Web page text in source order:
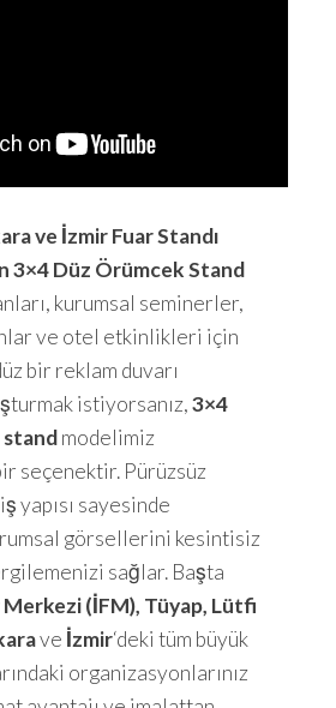
ve İzmir Fuar Standı
3×4 Düz Örümcek Stand
kurumsal seminerler,
ve otel etkinlikleri için
bir reklam duvarı
istiyorsanız,3×4
standmodelimiz
seçenektir. Pürüzsüz
yapısı sayesinde
görsellerini kesintisiz
sağlar. Başta
(İFM), Tüyap, Lütfi
ve İzmir‘deki tüm büyük
organizasyonlarınız